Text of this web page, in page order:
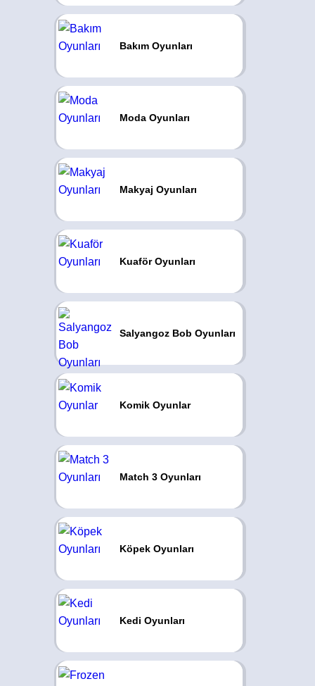
Bakım Oyunları
Moda Oyunları
Makyaj Oyunları
Kuaför Oyunları
Salyangoz Bob Oyunları
Komik Oyunlar
Match 3 Oyunları
Köpek Oyunları
Kedi Oyunları